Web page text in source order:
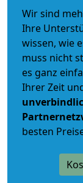
Wir sind
Ihre
wissen, wie
muss nicht
es ganz
Ihrer Zeit
besten